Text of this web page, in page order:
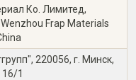
Ко. Лимитед,
Frap Materials
220056, г. Минск,
16/1